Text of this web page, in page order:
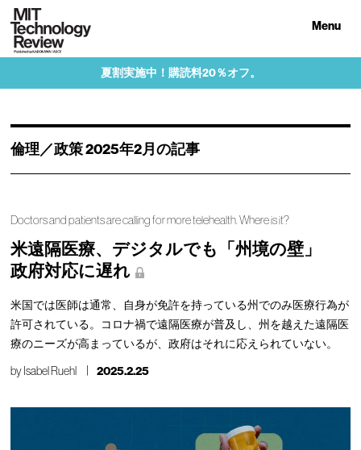
Menu
夏割実施中！購読料20％オフ。
倫理／政策 2025年2月の記事
Doctors and patients are calling for more telehealth. Where is it?
米遠隔医療、デジタルでも「州境の壁」
政府対応に遅れ
米国では医師は通常、自身が免許を持っている州でのみ医療行為が
許可されている。コロナ禍で遠隔医療が普及し、州を越えた遠隔医
療のニーズが高まっているが、政府はそれに応えられていない。
by Isabel Ruehl 2025.2.25